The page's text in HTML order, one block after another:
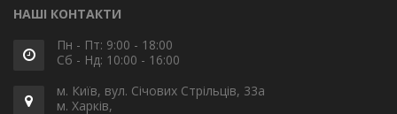
НАШІ КОНТАКТИ
Пн - Пт: 9:00 - 18:00
Сб - Нд: 10:00 - 16:00
м. Київ, вул. Січових Стрільців, 33а
м. Харків,